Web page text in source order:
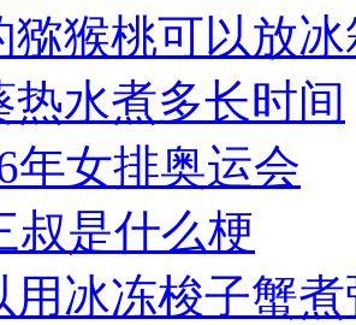
猕猴桃可以放
热水煮多长时间
年女排奥运会
叔是什么梗
用冰冻梭子蟹